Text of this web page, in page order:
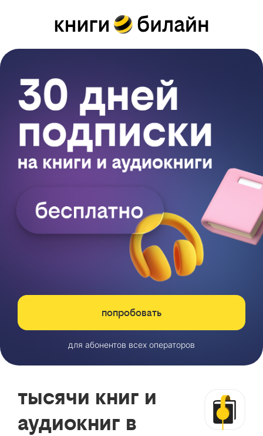
попробовать
для абонентов всех операторов
тысячи книг и
аудиокниг в